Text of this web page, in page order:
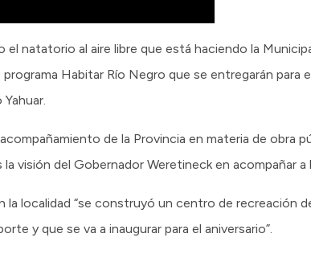
natatorio al aire libre que está haciendo la
Habitar Río Negro que se entregarán para
de la Provincia en materia de obra
visión del Gobernador Weretineck en acompañar a
localidad “se construyó un centro de recreación
y que se va a inaugurar para el aniversario”.